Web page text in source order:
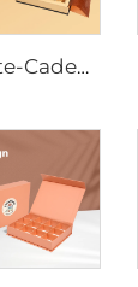
boîte-Cadeau Magnétique de 20 Pièces pour Chocolats avec Couleur sur Mesure, Emballage Promotionnel pour la Saint-Valentin